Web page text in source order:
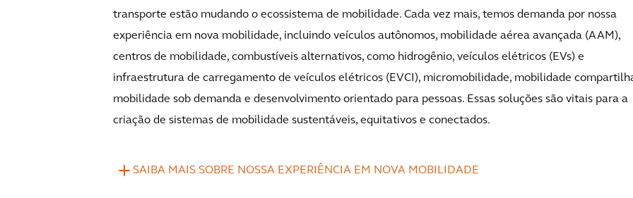
transporte estão mudando o ecossistema de mobilidade. Cada vez mais, temos demanda por nossa
experiência em nova mobilidade, incluindo veículos autônomos, mobilidade aérea avançada (AAM),
centros de mobilidade, combustíveis alternativos, como hidrogênio, veículos elétricos (EVs) e
infraestrutura de carregamento de veículos elétricos (EVCI), micromobilidade, mobilidade
mobilidade sob demanda e desenvolvimento orientado para pessoas. Essas soluções são vitais para a
criação de sistemas de mobilidade sustentáveis, equitativos e conectados.
SAIBA MAIS SOBRE NOSSA EXPERIÊNCIA EM NOVA MOBILIDADE